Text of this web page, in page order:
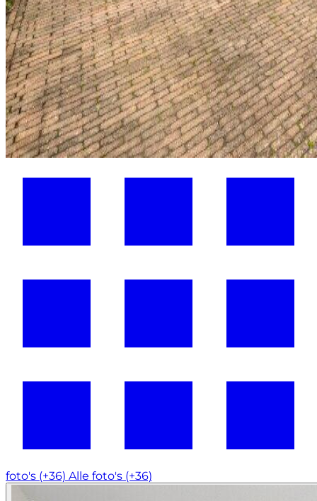
foto's (+36) Alle foto's (+36)